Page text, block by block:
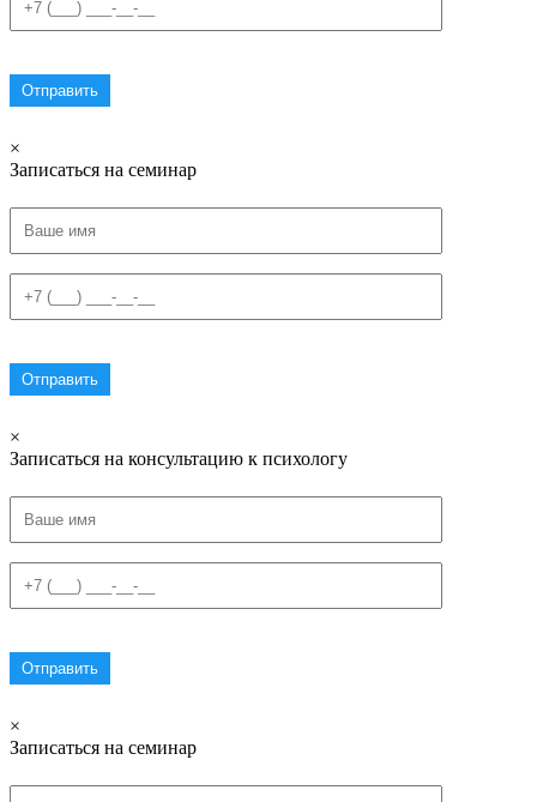
×
Записаться на семинар
×
Записаться на консультацию к психологу
×
Записаться на семинар